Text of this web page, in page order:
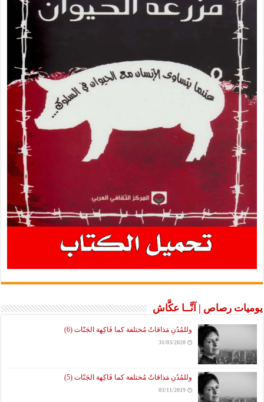
يوميات رصاص | آنَّــا عكَّاش
وللمُدُنِ مَذاقاتٌ مُختلفة كما فَاكِهة الجَنّات (6)
31/03/2020
وللمُدُنِ مَذاقاتٌ مُختلفة كما فَاكِهة الجَنّات (5)
03/11/2019